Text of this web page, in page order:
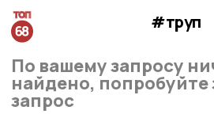
#труп
По вашему запросу
найдено, попробуйте
запрос